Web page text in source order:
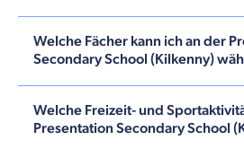
Welche Fächer kann ich an der
Secondary School (Kilkenny)
Welche Freizeit- und
Presentation Secondary School